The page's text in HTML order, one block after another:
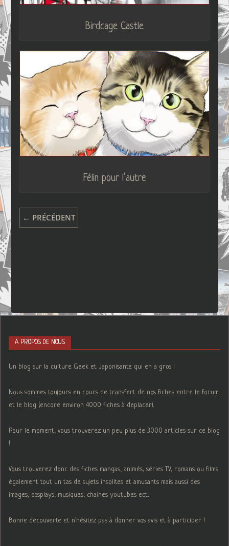
Birdcage Castle
Félin pour l’autre
← PRÉCÉDENT
A PROPOS DE NOUS
Un blog sur la culture Geek et Japonisante qui en a gros !
Nous sommes toujours en cours de transfert de nos fiches entre le forum
et le blog (encore environ 4000 fiches à deplacer).
Pour le moment, vous trouverez un peu plus de 3000 articles sur ce blog
!
Vous trouverez donc des fiches mangas, animés, séries TV, romans ou films
également tout un tas de sujets insolites et amusants mais aussi des
images, cosplays, musiques, chaines youtubes ect...
Bonne découverte et n'hésitez pas à donner vos avis et à participer !